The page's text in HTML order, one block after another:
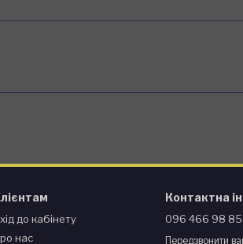
до кабінету
нас
Контактна
096 466 98 85
Передзвонити